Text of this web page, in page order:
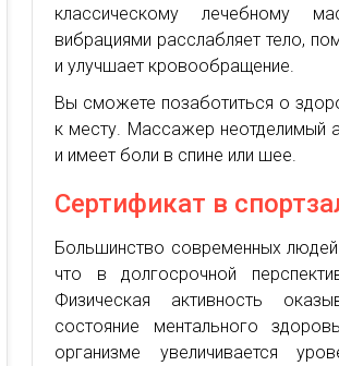
классическому лечебному
вибрациями расслабляет тело,
и улучшает кровообращение.
Вы сможете позаботиться о
к месту. Массажер неотделимый
и имеет боли в спине или шее.
Сертификат в
Большинство современных
что в долгосрочной
Физическая активность
состояние ментального
организме увеличивается